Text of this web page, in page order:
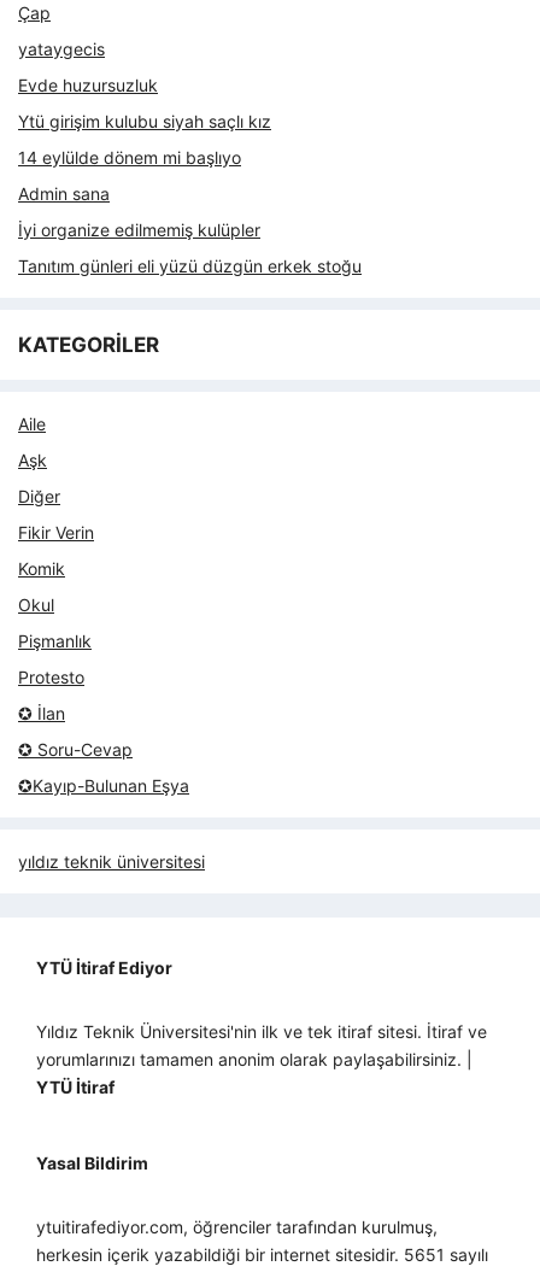
Çap
yataygecis
Evde huzursuzluk
Ytü girişim kulubu siyah saçlı kız
14 eylülde dönem mi başlıyo
Admin sana
İyi organize edilmemiş kulüpler
Tanıtım günleri eli yüzü düzgün erkek stoğu
KATEGORİLER
Aile
Aşk
Diğer
Fikir Verin
Komik
Okul
Pişmanlık
Protesto
✪ İlan
✪ Soru-Cevap
✪Kayıp-Bulunan Eşya
yıldız teknik üniversitesi
YTÜ İtiraf Ediyor
Yıldız Teknik Üniversitesi'nin ilk ve tek itiraf sitesi. İtiraf ve
yorumlarınızı tamamen anonim olarak paylaşabilirsiniz. |
YTÜ İtiraf
Yasal Bildirim
ytuitirafediyor.com, öğrenciler tarafından kurulmuş,
herkesin içerik yazabildiği bir internet sitesidir. 5651 sayılı